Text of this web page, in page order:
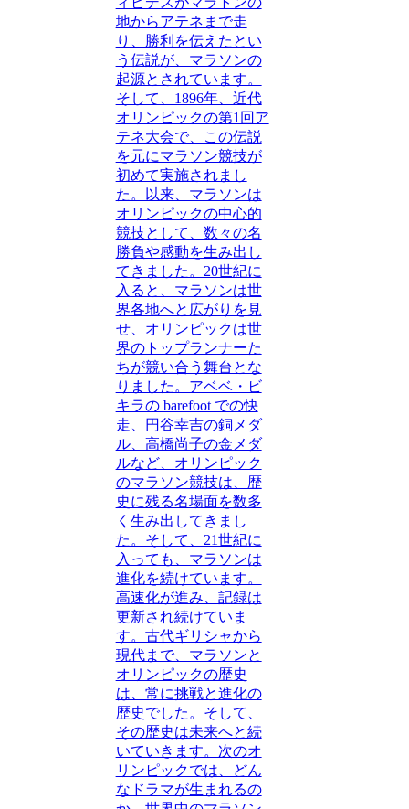
地からアテネまで走
り、勝利を伝えたとい
う伝説が、マラソンの
起源とされています。
そして、1896年、近代
オリンピックの第1回ア
テネ大会で、この伝説
を元にマラソン競技が
初めて実施されまし
た。以来、マラソンは
オリンピックの中心的
競技として、数々の名
勝負や感動を生み出し
てきました。20世紀に
入ると、マラソンは世
界各地へと広がりを見
せ、オリンピックは世
界のトップランナーた
ちが競い合う舞台とな
りました。アベベ・ビ
キラの barefoot での快
走、円谷幸吉の銅メダ
ル、高橋尚子の金メダ
ルなど、オリンピック
のマラソン競技は、歴
史に残る名場面を数多
く生み出してきまし
た。そして、21世紀に
入っても、マラソンは
進化を続けています。
高速化が進み、記録は
更新され続けていま
す。古代ギリシャから
現代まで、マラソンと
オリンピックの歴史
は、常に挑戦と進化の
歴史でした。そして、
その歴史は未来へと続
いていきます。次のオ
リンピックでは、どん
なドラマが生まれるの